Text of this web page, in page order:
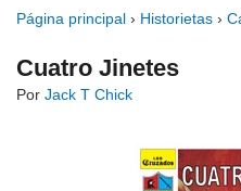
Página principal › Historietas ›
Cuatro Jinetes
Por Jack T Chick